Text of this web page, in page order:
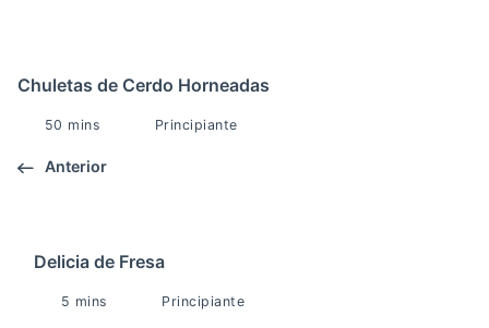
Chuletas de Cerdo Horneadas
50 mins Principiante
Anterior
Delicia de Fresa
5 mins Principiante